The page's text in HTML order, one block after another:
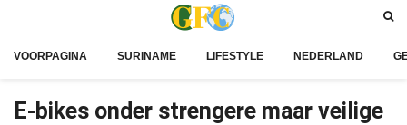
VOORPAGINA SURINAME LIFESTYLE NEDERLAND
E-bikes onder strengere maar veilige